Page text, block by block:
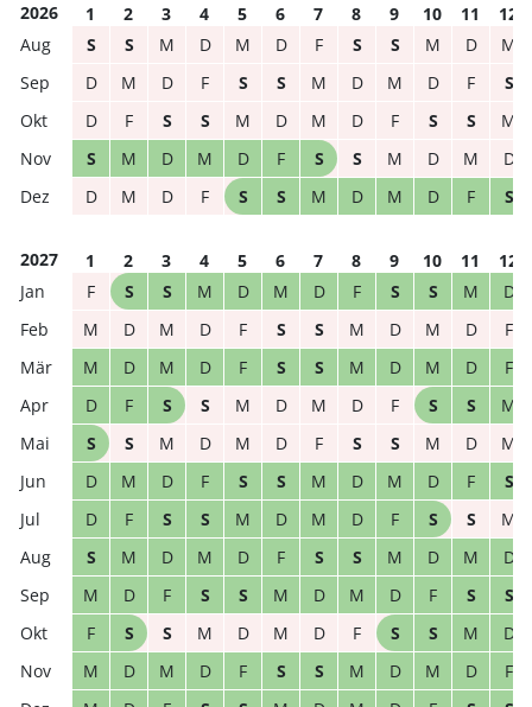
2026 1 2 3 4 5 6 7 8 9 10 11
12
S
S M D M D F S S M D
M
D
M D F S S M D M D F
S
D
F S S M D M D F S S
M
S
M D M D F S S M D M
D
D
M D F S S M D M D F S
2027 1 2 3 4 5 6 7 8 9 10 11
12
F
S S M D M D F S S M
D
M
D M D F S S M D M D
F
M
D M D F S S M D M D
F
D
F S S M D M D F S S
M
S
S M D M D F S S M D
M
D
M D F S S M D M D F
S
D
F S S M D M D F S S
M
S
M D M D F S S M D M
D
M
D F S S M D M D F S
S
F
S S M D M D F S S M
D
M
D M D F S S M D M D
F